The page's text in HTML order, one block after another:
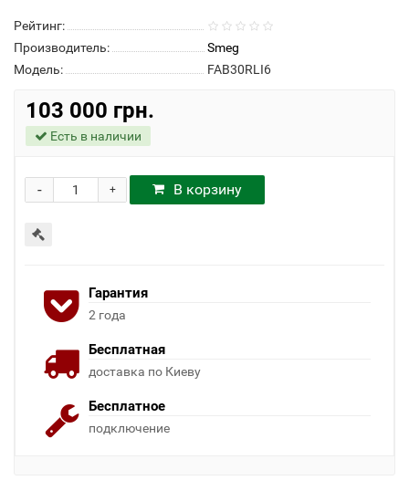
Рейтинг:
Производитель:
Smeg
Модель:
FAB30RLI6
103 000 грн.
Есть в наличии
+
- В корзину
Гарантия
2 года
Бесплатная
доставка по Киеву
Бесплатное
подключение